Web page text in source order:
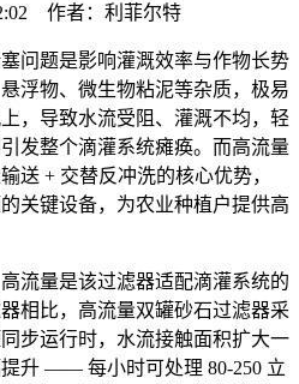
作者：利菲尔特
问题是影响灌溉效率与作物长势
浮物、微生物粘泥等杂质，极易
，导致水流受阻、灌溉不均，轻
发整个滴灌系统瘫痪。而高流量
送 + 交替反冲洗的核心优势，
关键设备，为农业种植户提供高
流量是该过滤器适配滴灌系统的
相比，高流量双罐砂石过滤器采
步运行时，水流接触面积扩大一
升 —— 每小时可处理 80-250 立